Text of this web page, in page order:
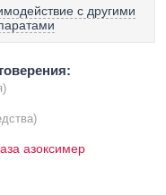
с другими
азоксимер